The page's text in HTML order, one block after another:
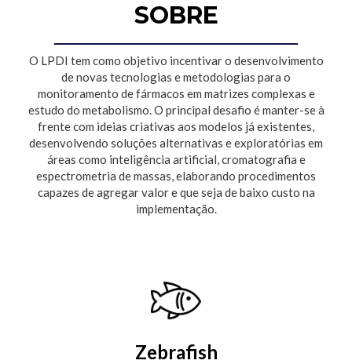
SOBRE
O LPDI tem como objetivo incentivar o desenvolvimento
de novas tecnologias e metodologias para o
monitoramento de fármacos em matrizes complexas e
estudo do metabolismo. O principal desafio é manter-se à
frente com ideias criativas aos modelos já existentes,
desenvolvendo soluções alternativas e exploratórias em
áreas como inteligência artificial, cromatografia e
espectrometria de massas, elaborando procedimentos
capazes de agregar valor e que seja de baixo custo na
implementação.
Zebrafish